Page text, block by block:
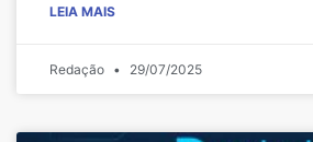
LEIA MAIS
Redação 29/07/2025